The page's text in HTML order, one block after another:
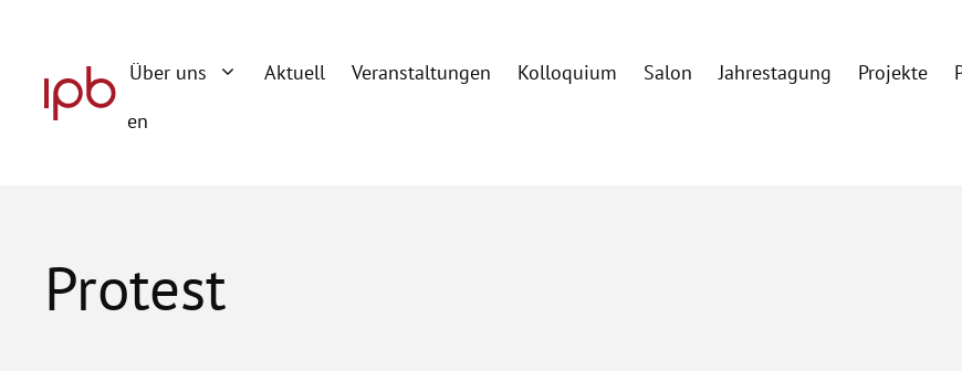
springen
Über uns Aktuell Veranstaltungen Kolloquium Salon Jahrestagung Projekte
en
Protest